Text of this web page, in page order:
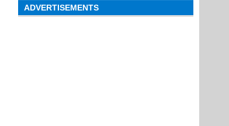
ADVERTISEMENTS